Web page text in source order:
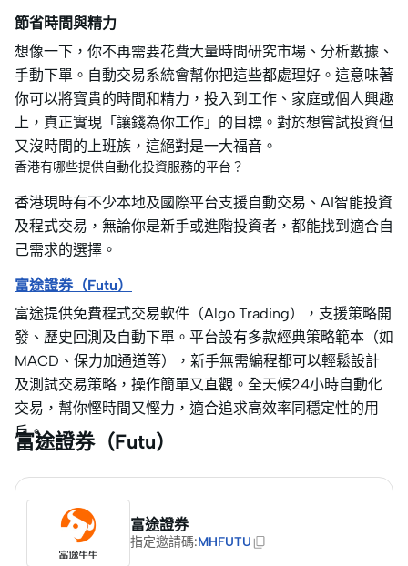
節省時間與精力
想像一下，你不再需要花費大量時間研究市場、分析數據、
手動下單。自動交易系統會幫你把這些都處理好。這意味著
你可以將寶貴的時間和精力，投入到工作、家庭或個人興趣
上，真正實現「讓錢為你工作」的目標。對於想嘗試投資但
又沒時間的上班族，這絕對是一大福音。
香港有哪些提供自動化投資服務的平台？
香港現時有不少本地及國際平台支援自動交易、AI智能投資
及程式交易，無論你是新手或進階投資者，都能找到適合自
己需求的選擇。
富途證券（Futu）
富途提供免費程式交易軟件（Algo Trading），支援策略開
發、歷史回測及自動下單。平台設有多款經典策略範本（如
MACD、保力加通道等），新手無需編程都可以輕鬆設計
及測試交易策略，操作簡單又直觀。全天候24小時自動化
交易，幫你慳時間又慳力，適合追求高效率同穩定性的用
戶。
富途證券（Futu）
富途證券
指定邀請碼:MHFUTU